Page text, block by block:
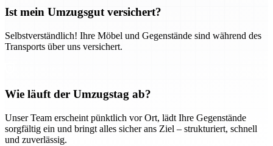
Ist mein Umzugsgut versichert?
Selbstverständlich! Ihre Möbel und Gegenstände sind während des
Transports über uns versichert.
Wie läuft der Umzugstag ab?
Unser Team erscheint pünktlich vor Ort, lädt Ihre Gegenstände
sorgfältig ein und bringt alles sicher ans Ziel – strukturiert, schnell
und zuverlässig.